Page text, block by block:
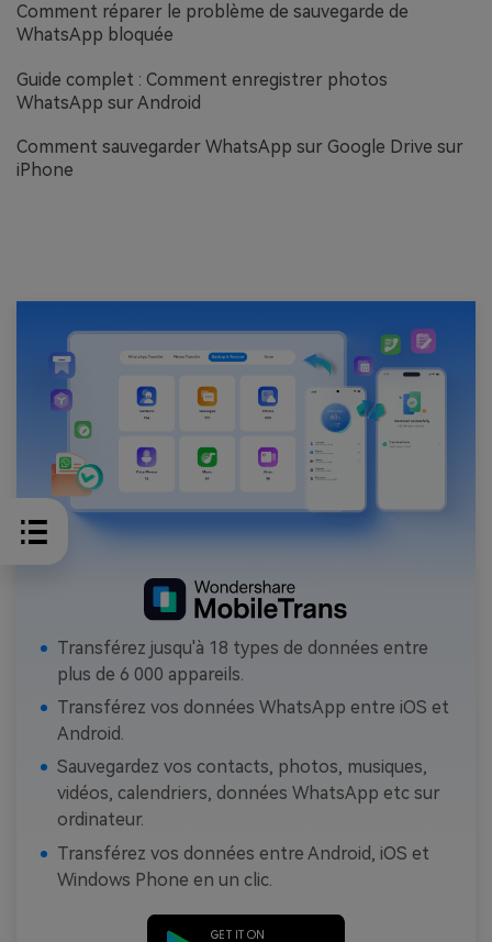
Comment réparer le problème de sauvegarde de
WhatsApp bloquée
Guide complet : Comment enregistrer photos
WhatsApp sur Android
Comment sauvegarder WhatsApp sur Google Drive sur
iPhone
Transférez jusqu'à 18 types de données entre
plus de 6 000 appareils.
Transférez vos données WhatsApp entre iOS et
Android.
Sauvegardez vos contacts, photos, musiques,
vidéos, calendriers, données WhatsApp etc sur
ordinateur.
Transférez vos données entre Android, iOS et
Windows Phone en un clic.